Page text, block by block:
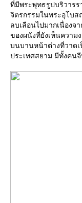
ที่มีพระพุทธรูปบริวาร
จิตรกรรมในพระอุโบส
ลบเลือนไปมากเนื่องจ
ของผนังที่ยังเห็นความ
บนบานหน้าต่างที่วาด
ประเทศสยาม มีทั้งคน